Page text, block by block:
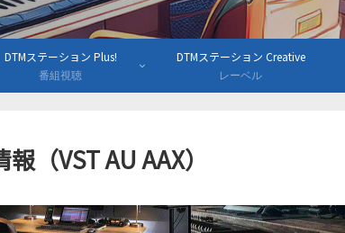
DTMステーション Plus!
番組視聴
DTMステーション Creative
レーベル
（VST AU AAX）